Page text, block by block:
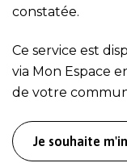
constatée.
Ce service est
via Mon Espace
de votre
Je souhaite